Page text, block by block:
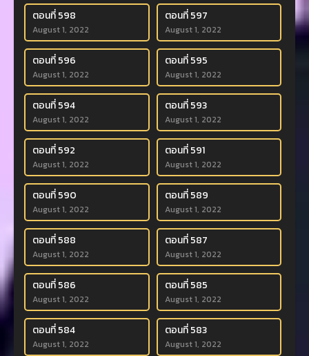
ตอนที่ 598
August 1, 2022
ตอนที่ 597
August 1, 2022
ตอนที่ 596
August 1, 2022
ตอนที่ 595
August 1, 2022
ตอนที่ 594
August 1, 2022
ตอนที่ 593
August 1, 2022
ตอนที่ 592
August 1, 2022
ตอนที่ 591
August 1, 2022
ตอนที่ 590
August 1, 2022
ตอนที่ 589
August 1, 2022
ตอนที่ 588
August 1, 2022
ตอนที่ 587
August 1, 2022
ตอนที่ 586
August 1, 2022
ตอนที่ 585
August 1, 2022
ตอนที่ 584
August 1, 2022
ตอนที่ 583
August 1, 2022